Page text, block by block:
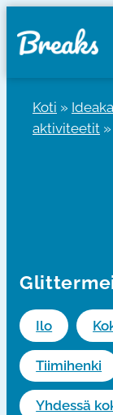
sisältöön
Koti »
aktiviteetit »
Ilo
Tiimihenki
Yhdessä